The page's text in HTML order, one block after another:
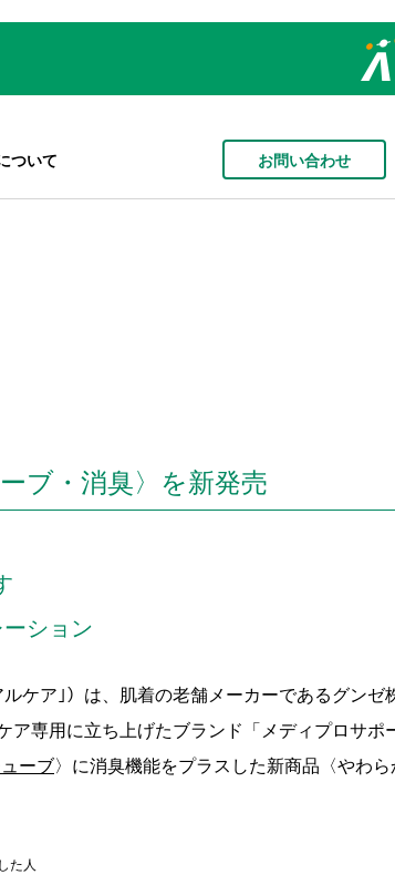
ついて お問い合わせ
ブ・消臭〉を新発売
ション
ケア｣）は、肌着の老舗メーカーであるグンゼ
専用に立ち上げたブランド「メディプロサポ
ーブ〉に消臭機能をプラスした新商品〈やわら
た人